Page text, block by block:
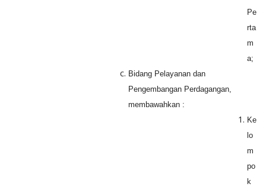
Pe
rta
m
a;
Bidang Pelayanan dan
Pengembangan Perdagangan,
membawahkan :
Ke
lo
m
po
k